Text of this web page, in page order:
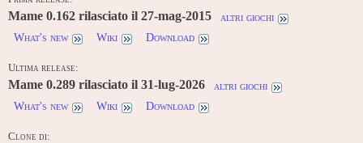
Mame 0.162 rilasciato il 27-mag-2015
altri giochi
What's new
Wiki Download
Ultima release:
Mame 0.289 rilasciato il 31-lug-2026
altri giochi
What's new
Wiki Download
Clone di: